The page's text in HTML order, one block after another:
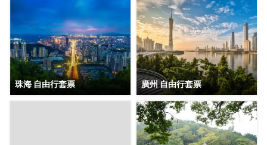
創、共享大住宿共同體。未來，集團將不斷探索住宿業與互
聯網的結合、與新生活方式的結合，致力於成為全球領先的
生活服務連鎖平台，引領新尚美好生活。
珠海 自由行套票 廣州 自由行套票